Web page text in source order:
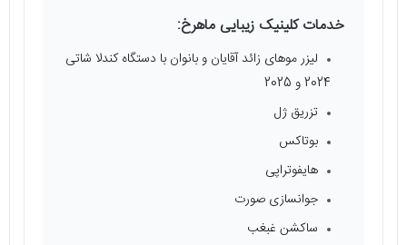
خدمات کلینیک زیبایی ماهرخ:
لیزر موهای زائد آقایان و بانوان با دستگاه کندلا شاتی
2024 و 2025
تزریق ژل
بوتاکس
هایفوتراپی
جوانسازی صورت
ساکشن غبغب